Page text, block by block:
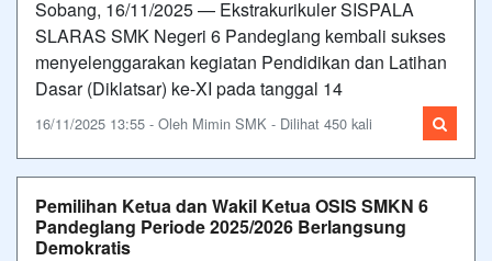
Sobang, 16/11/2025 — Ekstrakurikuler SISPALA
SLARAS SMK Negeri 6 Pandeglang kembali sukses
menyelenggarakan kegiatan Pendidikan dan Latihan
Dasar (Diklatsar) ke-XI pada tanggal 14
16/11/2025 13:55 - Oleh Mimin SMK - Dilihat 450 kali
Pemilihan Ketua dan Wakil Ketua OSIS SMKN 6
Pandeglang Periode 2025/2026 Berlangsung
Demokratis